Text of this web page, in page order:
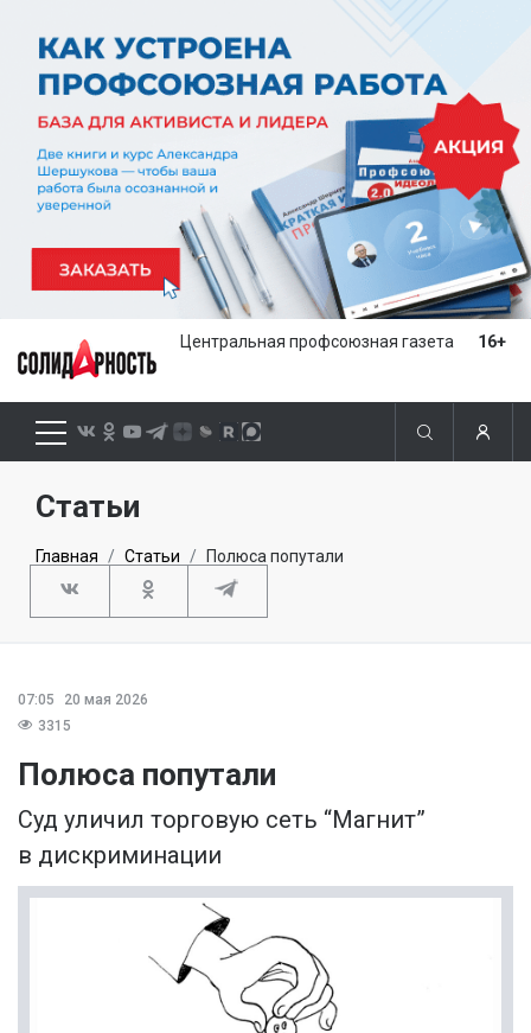
Центральная профсоюзная газета 16+
Статьи
Главная Статьи Полюса попутали
07:05
20 мая 2026
3315
Полюса попутали
Суд уличил торговую сеть “Магнит”
в дискриминации